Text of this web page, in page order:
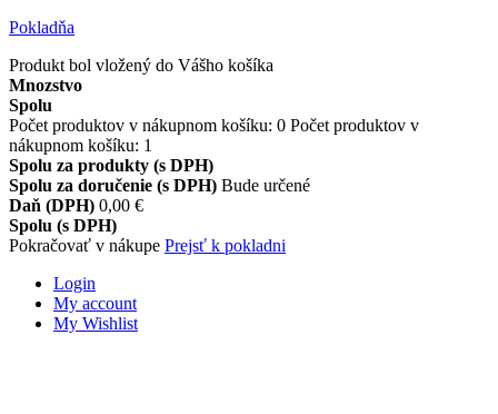
Pokladňa
Produkt bol vložený do Vášho košíka
Mnozstvo
Spolu
Počet produktov v nákupnom košíku: 0 Počet produktov v
nákupnom košíku: 1
Spolu za produkty (s DPH)
Spolu za doručenie (s DPH) Bude určené
Daň (DPH) 0,00 €
Spolu (s DPH)
Pokračovať v nákupe Prejsť k pokladni
Login
My account
My Wishlist